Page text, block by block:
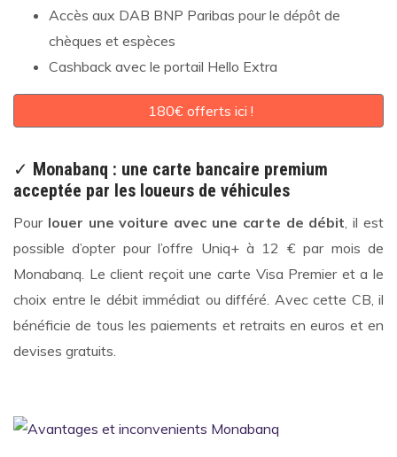
Accès aux DAB BNP Paribas pour le dépôt de
chèques et espèces
Cashback avec le portail Hello Extra
180€ offerts ici !
✓ Monabanq : une carte bancaire premium
acceptée par les loueurs de véhicules
Pour louer une voiture avec une carte de débit, il est
possible d’opter pour l’offre Uniq+ à 12 € par mois de
Monabanq. Le client reçoit une carte Visa Premier et a le
choix entre le débit immédiat ou différé. Avec cette CB, il
bénéficie de tous les paiements et retraits en euros et en
devises gratuits.